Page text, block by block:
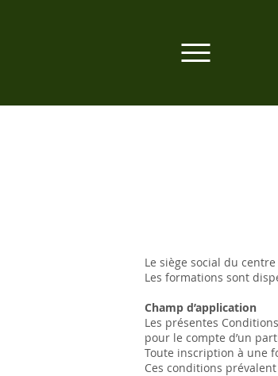
Le siège social du
Les formations sont
Champ d’application
Les présentes
pour le compte d’un
Toute inscription à une
Ces conditions